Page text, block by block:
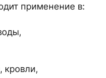
применение в:
кровли,